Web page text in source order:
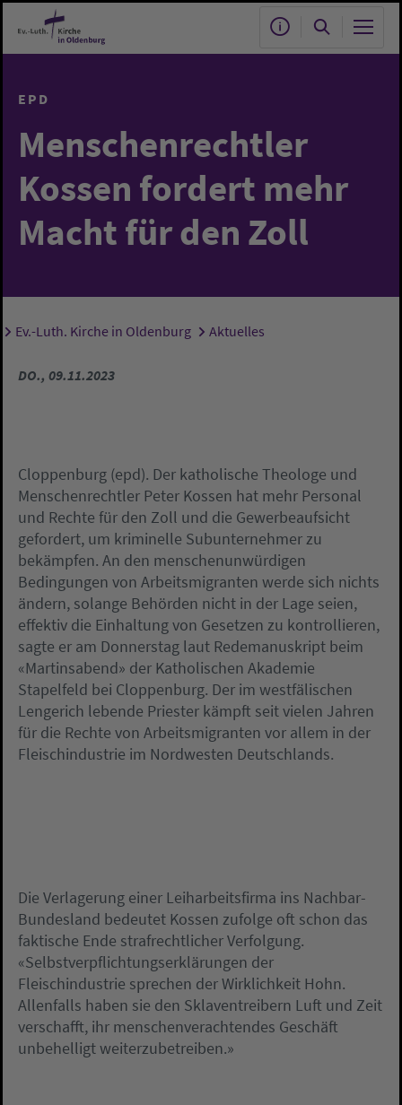
Zum Hauptinhalt springen
EPD
Menschenrechtler
Kossen fordert mehr
Macht für den Zoll
Sie sind hier:
Ev.-Luth. Kirche in Oldenburg Aktuelles
DO., 09.11.2023
Cloppenburg (epd). Der katholische Theologe und
Menschenrechtler Peter Kossen hat mehr Personal
und Rechte für den Zoll und die Gewerbeaufsicht
gefordert, um kriminelle Subunternehmer zu
bekämpfen. An den menschenunwürdigen
Bedingungen von Arbeitsmigranten werde sich nichts
ändern, solange Behörden nicht in der Lage seien,
effektiv die Einhaltung von Gesetzen zu kontrollieren,
sagte er am Donnerstag laut Redemanuskript beim
«Martinsabend» der Katholischen Akademie
Stapelfeld bei Cloppenburg. Der im westfälischen
Lengerich lebende Priester kämpft seit vielen Jahren
für die Rechte von Arbeitsmigranten vor allem in der
Fleischindustrie im Nordwesten Deutschlands.
Die Verlagerung einer Leiharbeitsfirma ins Nachbar-
Bundesland bedeutet Kossen zufolge oft schon das
faktische Ende strafrechtlicher Verfolgung.
«Selbstverpflichtungserklärungen der
Fleischindustrie sprechen der Wirklichkeit Hohn.
Allenfalls haben sie den Sklaventreibern Luft und Zeit
verschafft, ihr menschenverachtendes Geschäft
unbehelligt weiterzubetreiben.»